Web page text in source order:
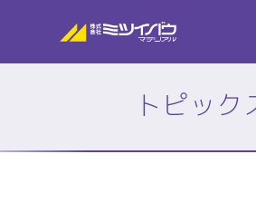
株
トピック